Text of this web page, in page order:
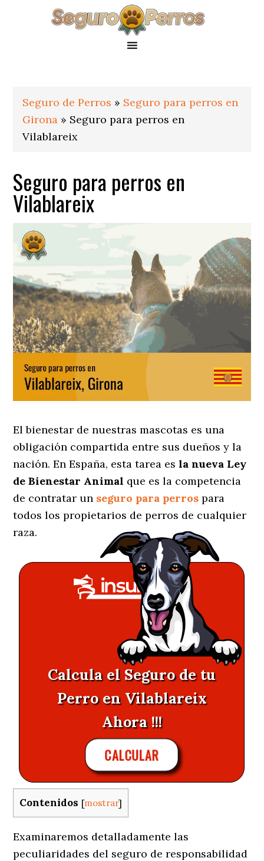
Seguro de Perros » Seguro para perros en
Girona » Seguro para perros en
Vilablareix
Seguro para perros en
Vilablareix
El bienestar de nuestras mascotas es una
obligación compartida entre sus dueños y la
nación. En España, esta tarea esla nueva Ley
de Bienestar Animal que es la competencia
de contratar un seguro para perros para
todos los propietarios de perros de cualquier
raza.
Calcula el Seguro de tu
Perro en Vilablareix
Ahora !!!
CALCULAR
Contenidos [mostrar]
Examinaremos detalladamente las
peculiaridades del seguro de responsabilidad